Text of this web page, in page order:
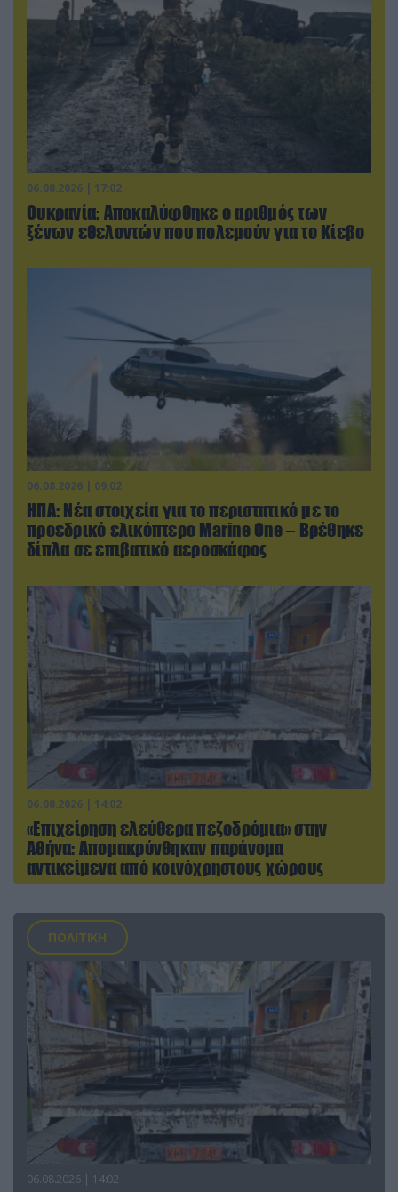
06.08.2026 | 17:02
Ουκρανία: Αποκαλύφθηκε ο αριθμός των
ξένων εθελοντών που πολεμούν για το Κίεβο
06.08.2026 | 09:02
ΗΠΑ: Nέα στοιχεία για το περιστατικό με το
προεδρικό ελικόπτερο Marine One – Βρέθηκε
δίπλα σε επιβατικό αεροσκάφος
06.08.2026 | 14:02
«Επιχείρηση ελεύθερα πεζοδρόμια» στην
Αθήνα: Απομακρύνθηκαν παράνομα
αντικείμενα από κοινόχρηστους χώρους
ΠΟΛΙΤΙΚΗ
06.08.2026 | 14:02